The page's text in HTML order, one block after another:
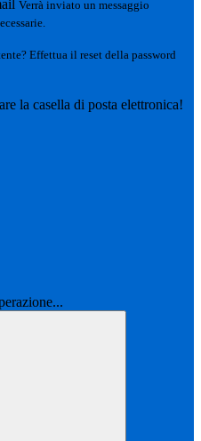
Verrà inviato un messaggio
Effettua il reset della password
la casella di posta elettronica!